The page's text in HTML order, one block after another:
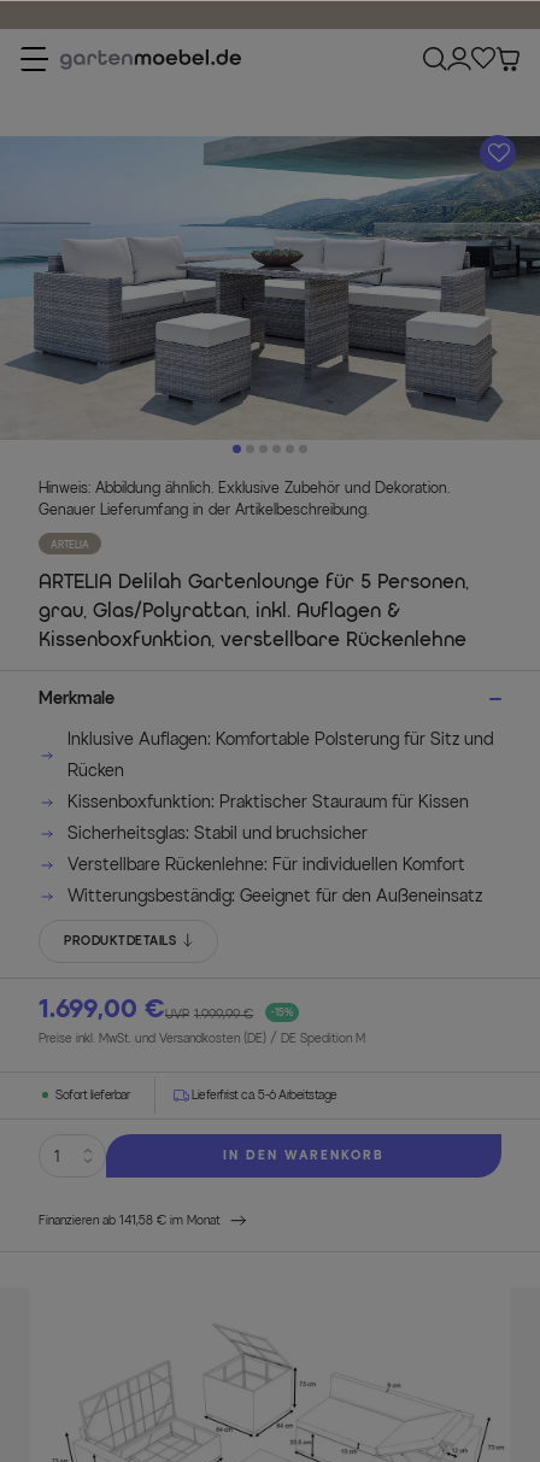
A
Hinweis: Abbildung ähnlich. Exklusive Zubehör und Dekoration.
Genauer Lieferumfang in der Artikelbeschreibung.
ARTELIA
ARTELIA Delilah Gartenlounge für 5 Personen,
grau, Glas/Polyrattan, inkl. Auflagen &
Kissenboxfunktion, verstellbare Rückenlehne
Merkmale
Inklusive Auflagen: Komfortable Polsterung für Sitz und
Rücken
Kissenboxfunktion: Praktischer Stauraum für Kissen
Sicherheitsglas: Stabil und bruchsicher
Verstellbare Rückenlehne: Für individuellen Komfort
Witterungsbeständig: Geeignet für den Außeneinsatz
PRODUKTDETAILS
1.699,00 € -15%
UVP 1.999,99 €
Preise inkl. MwSt. und Versandkosten (DE) / DE Spedition M
Sofort lieferbar Lieferfrist ca. 5-6 Arbeitstage
IN DEN WARENKORB
Finanzieren ab 141,58 € im Monat